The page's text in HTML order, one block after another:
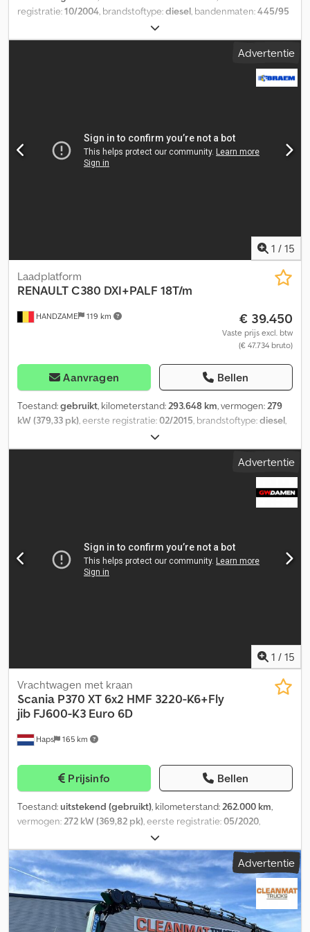
registratie:10/2004, brandstoftype:diesel, bandenmaten:445/95
, brandstof:
mm, totale breedte:2.500 mm, Bouwjaar:2004, Uitrusting:ABS,
, = Overige opties en accessoires = Dcedpfx Aeztbdheqlok -
Vierwielaandrijving - Naafreductie - Aftakas (PTO) = Overige
informatie = Bandenmaat: 445/95 R 25 Vooras: Bestuurbaar;
totaalgewicht: 24.000 kg Schade: geen
Advertentie
1 / 15
HANDZAME 119 km
Laadplatform
RENAULTC380 DXI+PALF 18T/m
€ 39.450
Vaste prijs excl. btw
(€ 47.734 bruto)
Aanvragen Bellen
Toestand:gebruikt, kilometerstand:293.648 km, vermogen:279
kW (379,33 pk), eerste registratie:02/2015, brandstoftype:diesel,
, asconfiguratie:
brandstof:diesel, kleur:oranje, soort overbrenging:automatisch,
, laadruimte lengte:
, laadruimtehoogte:
airconditioning, elektrische
luchtvering Achteras 2: Ophanging: luchtvering Gewichten
Leeggewicht: 14.425 kg Laadvermogen: 11.575 kg Toelaatbaar
totaal gewicht: 26.000 kg Functioneel Mast: Telescopisch (4
Advertentie
1 / 15
Haps 165 km
Vrachtwagen met kraan
Scania P370 XT 6x2 HMF 3220-K6+Fly
jib FJ600-K3 Euro 6D
Prijsinfo Bellen
Toestand:uitstekend (gebruikt), kilometerstand:262.000 km,
vermogen:272 kW (369,82 pk), eerste registratie:05/2020,
, asconfiguratie:
remmen:motorrem, kleur:zwart, soort overbrenging:
automatisch, aantal versnellingen: 12 , laadruimte lengte:6.800
mm, laadruimtebreedte:2.500 mm, laadruimtehoogte:900 mm,
Bouwjaar:2020, Uitrusting:ABS, Bluetooth, airconditioning,
bekrachtigde besturing, boordcomputer, centrale
vergrendeling, cruise control, differentieelslot, elektrisch
Advertentie